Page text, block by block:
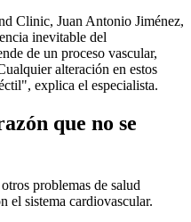
Clinic, Juan Antonio Jiménez,
inevitable del
de un proceso vascular,
alteración en estos
explica el especialista.
que no se
problemas de salud
el sistema cardiovascular.